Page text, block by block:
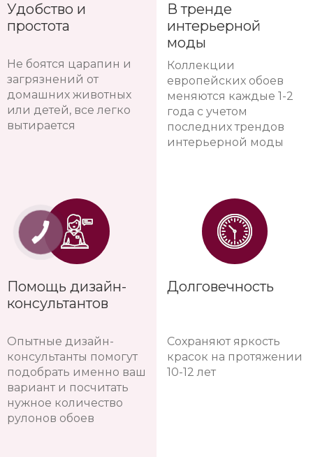
Удобство и
простота
Не боятся царапин и
загрязнений от
домашних животных
или детей, все легко
вытирается
Помощь дизайн-
консультантов
Опытные дизайн-
консультанты помогут
подобрать именно ваш
вариант и посчитать
нужное количество
рулонов обоев
В тренде
интерьерной
моды
Коллекции
европейских обоев
меняются каждые 1-2
года с учетом
последних трендов
интерьерной моды
Долговечность
Сохраняют яркость
красок на протяжении
10-12 лет